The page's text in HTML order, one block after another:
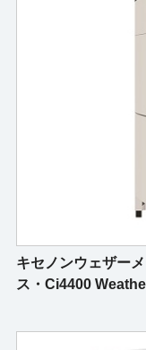
キセノンウェザー
ス・Ci4400